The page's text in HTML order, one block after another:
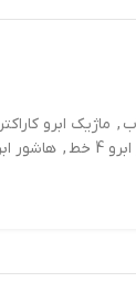
, ماژیک ابرو کاراکتر
4 خط , هاشور